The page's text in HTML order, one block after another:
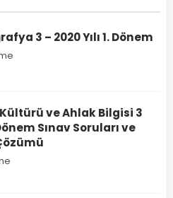
3 – 2020 Yılı 1. Dönem
Kültürü ve Ahlak Bilgisi 3
Sınav Soruları ve